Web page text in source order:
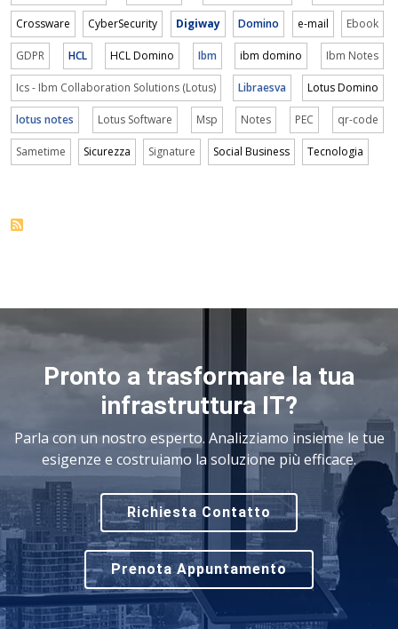
Crossware CyberSecurity Digiway Domino e-mail Ebook
GDPR HCL HCL Domino Ibm ibm domino Ibm Notes
Ics - Ibm Collaboration Solutions (Lotus) Libraesva Lotus Domino
lotus notes Lotus Software Msp Notes PEC qr-code
Sametime Sicurezza Signature Social Business Tecnologia
Pronto a trasformare la tua
infrastruttura IT?
Parla con un nostro esperto. Analizziamo insieme le tue
esigenze e costruiamo la soluzione più efficace.
Richiesta Contatto
Prenota Appuntamento